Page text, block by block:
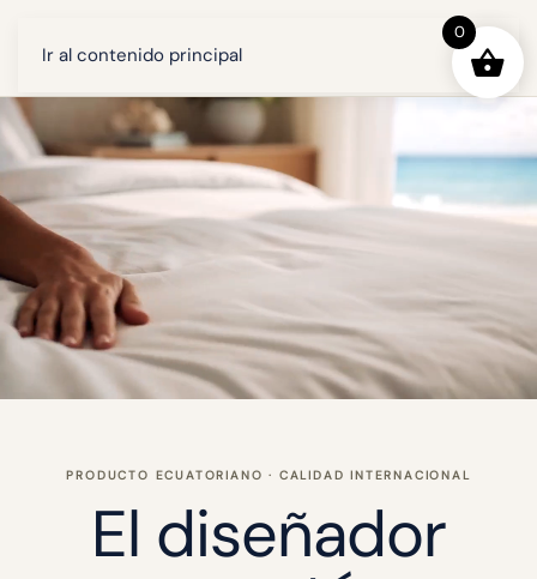
Ir al contenido principal
PRODUCTO ECUATORIANO · CALIDAD INTERNACIONAL
El diseñador
0